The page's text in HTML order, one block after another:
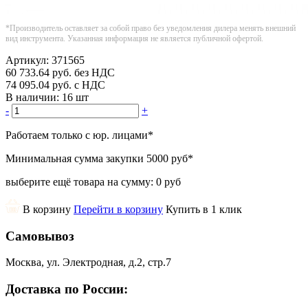
*Производитель оставляет за собой право без уведомления дилера менять внешний
вид инструмента. Указанная информация не является публичной офертой.
Артикул: 371565
60 733.64 руб. без НДС
74 095.04 руб. с НДС
В наличии: 16 шт
-
+
Работаем только с юр. лицами*
Минимальная сумма закупки 5000 руб*
выберите ещё товара на сумму: 0 руб
В корзину Перейти в корзину Купить в 1 клик
Самовывоз
Москва, ул. Электродная, д.2, стр.7
Доставка по России: